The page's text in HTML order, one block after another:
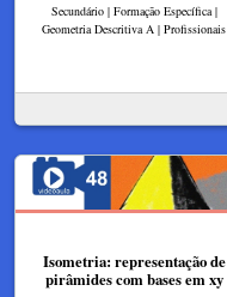
Secundário | Formação Específica |
Geometria Descritiva A | Profissionais
Isometria: representação de
pirâmides com bases em xy